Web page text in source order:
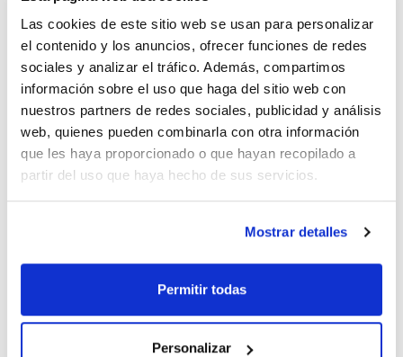
Las cookies de este sitio web se usan para personalizar
el contenido y los anuncios, ofrecer funciones de redes
sociales y analizar el tráfico. Además, compartimos
información sobre el uso que haga del sitio web con
nuestros partners de redes sociales, publicidad y análisis
web, quienes pueden combinarla con otra información
que les haya proporcionado o que hayan recopilado a
partir del uso que haya hecho de sus servicios.
Mostrar detalles
Permitir todas
Personalizar
Descripción
Multi-sampler,
V4A/PTFE
Diámetro
interno/Longitud
(mm)
25/850
Nº cámaras
3
Ver stock